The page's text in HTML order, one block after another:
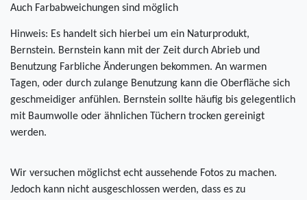
Auch Farbabweichungen sind möglich
Hinweis: Es handelt sich hierbei um ein Naturprodukt,
Bernstein. Bernstein kann mit der Zeit durch Abrieb und
Benutzung Farbliche Änderungen bekommen. An warmen
Tagen, oder durch zulange Benutzung kann die Oberfläche sich
geschmeidiger anfühlen. Bernstein sollte häufig bis gelegentlich
mit Baumwolle oder ähnlichen Tüchern trocken gereinigt
werden.
Wir versuchen möglichst echt aussehende Fotos zu machen.
Jedoch kann nicht ausgeschlossen werden, dass es zu